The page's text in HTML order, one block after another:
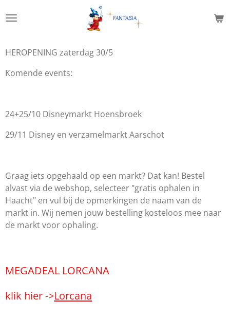
direct
de
HEROPENING zaterdag 30/5
Komende events:
24+25/10 Disneymarkt Hoensbroek
29/11 Disney en verzamelmarkt Aarschot
Graag iets opgehaald op een markt? Dat kan! Bestel
alvast via de webshop, selecteer "gratis ophalen in
Haacht" en vul bij de opmerkingen de naam van de
markt in. Wij nemen jouw bestelling kosteloos mee naar
de markt voor ophaling.
MEGADEAL LORCANA
klik hier ->Lorcana